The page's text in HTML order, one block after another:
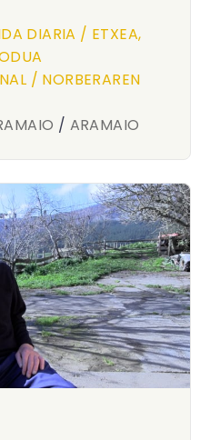
DIARIA / ETXEA,
/ NORBERAREN
/ ARAMAIO